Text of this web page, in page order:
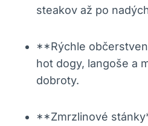
steakov až po
**Rýchle
hot dogy, langoše a
dobroty.
**Zmrzlinové